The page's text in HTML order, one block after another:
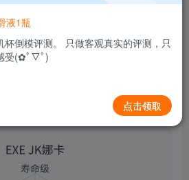
B哥情报局-产品指南针
0 47 10
液1瓶
倒模评测。 只做客观真实的评测，只
受(✿ﾟ▽ﾟ)
点击领取